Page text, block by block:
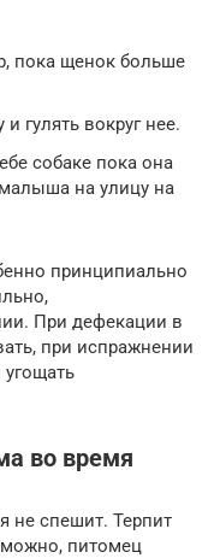
пока щенок больше
гулять вокруг нее.
собаке пока она
на улицу на
принципиально
При дефекации в
при испражнении
угощать
во время
не спешит. Терпит
питомец